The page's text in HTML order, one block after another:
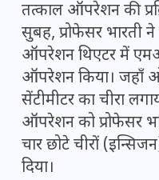
तत्काल ऑपरेशन की
सुबह, प्रोफेसर भारती
ऑपरेशन थिएटर में
ऑपरेशन किया। जहाँ
सेंटीमीटर का चीरा
ऑपरेशन को प्रोफेसर
चार छोटे चीरों
दिया।